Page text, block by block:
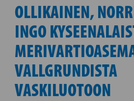
OLLIKAINEN,
INGO
VALLGRUNDISTA
VASKILUOTOON